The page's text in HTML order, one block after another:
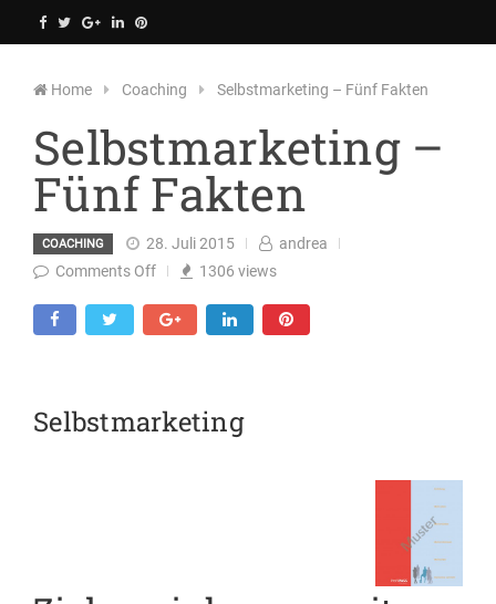
to
Home Coaching Selbstmarketing – Fünf Fakten
Selbstmarketing –
Fünf Fakten
COACHING 28. Juli 2015
andrea
Comments Off
1306 views
Selbstmarketing